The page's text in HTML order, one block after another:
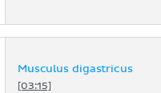
Musculus digastricus
[03:15]